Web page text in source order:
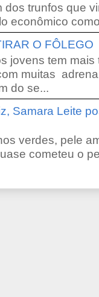
trunfos que
econômico
O FÔLEGO
jovens tem
muitas
do se...
Samara Leite
verdes, pele
cometeu o